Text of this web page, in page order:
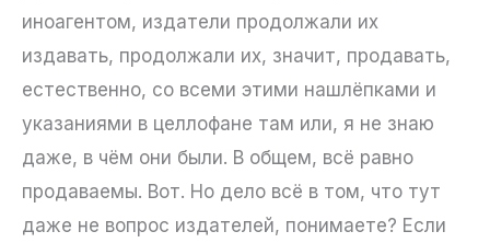
иноагентом, издатели продолжали их
издавать, продолжали их, значит, продавать,
естественно, со всеми этими нашлёпками и
указаниями в целлофане там или, я не знаю
даже, в чём они были. В общем, всё равно
продаваемы. Вот. Но дело всё в том, что тут
даже не вопрос издателей, понимаете? Если